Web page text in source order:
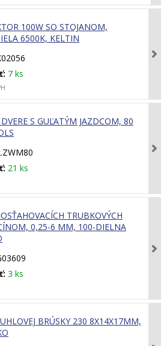
100W SO STOJANOM,
6500K, KELTIN
7 ks
S GUĽATÝM JAZDCOM, 80
21 ks
TRUBKOVÝCH
0,25-6 MM, 100-DIELNA
3 ks
BRÚSKY 230 8X14X17MM,